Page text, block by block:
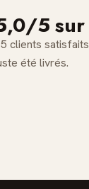
5 sur
clients
été livrés.